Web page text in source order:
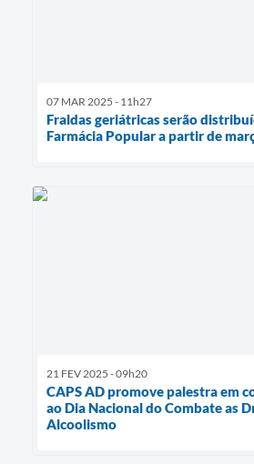
07 MAR 2025 - 11h27
Fraldas geriátricas serão
Farmácia Popular a partir de
21 FEV 2025 - 09h20
CAPS AD promove palestra em
ao Dia Nacional do Combate as
Alcoolismo